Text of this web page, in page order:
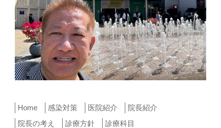
Home 感染対策 医院紹介
院長紹介
院長の考え
診療方針
診療科目